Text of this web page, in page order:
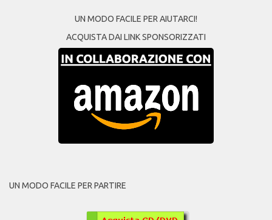
UN MODO FACILE PER AIUTARCI!
ACQUISTA DAI LINK SPONSORIZZATI
UN MODO FACILE PER PARTIRE